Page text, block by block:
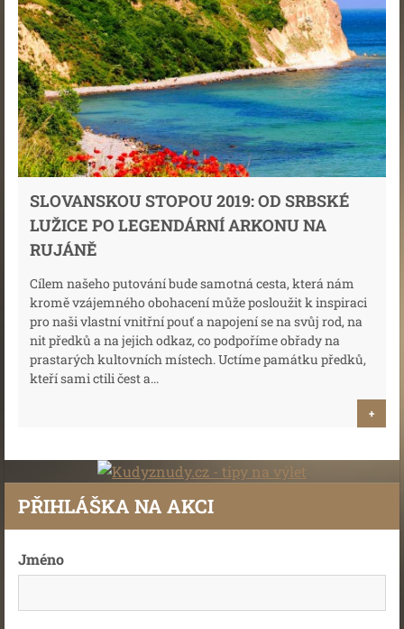
SLOVANSKOU STOPOU 2019: OD SRBSKÉ
LUŽICE PO LEGENDÁRNÍ ARKONU NA
RUJÁNĚ
Cílem našeho putování bude samotná cesta, která nám
kromě vzájemného obohacení může posloužit k inspiraci
pro naši vlastní vnitřní pouť a napojení se na svůj rod, na
nit předků a na jejich odkaz, co podpoříme obřady na
prastarých kultovních místech. Uctíme památku předků,
kteří sami ctili čest a...
+
PŘIHLÁŠKA NA AKCI
Jméno